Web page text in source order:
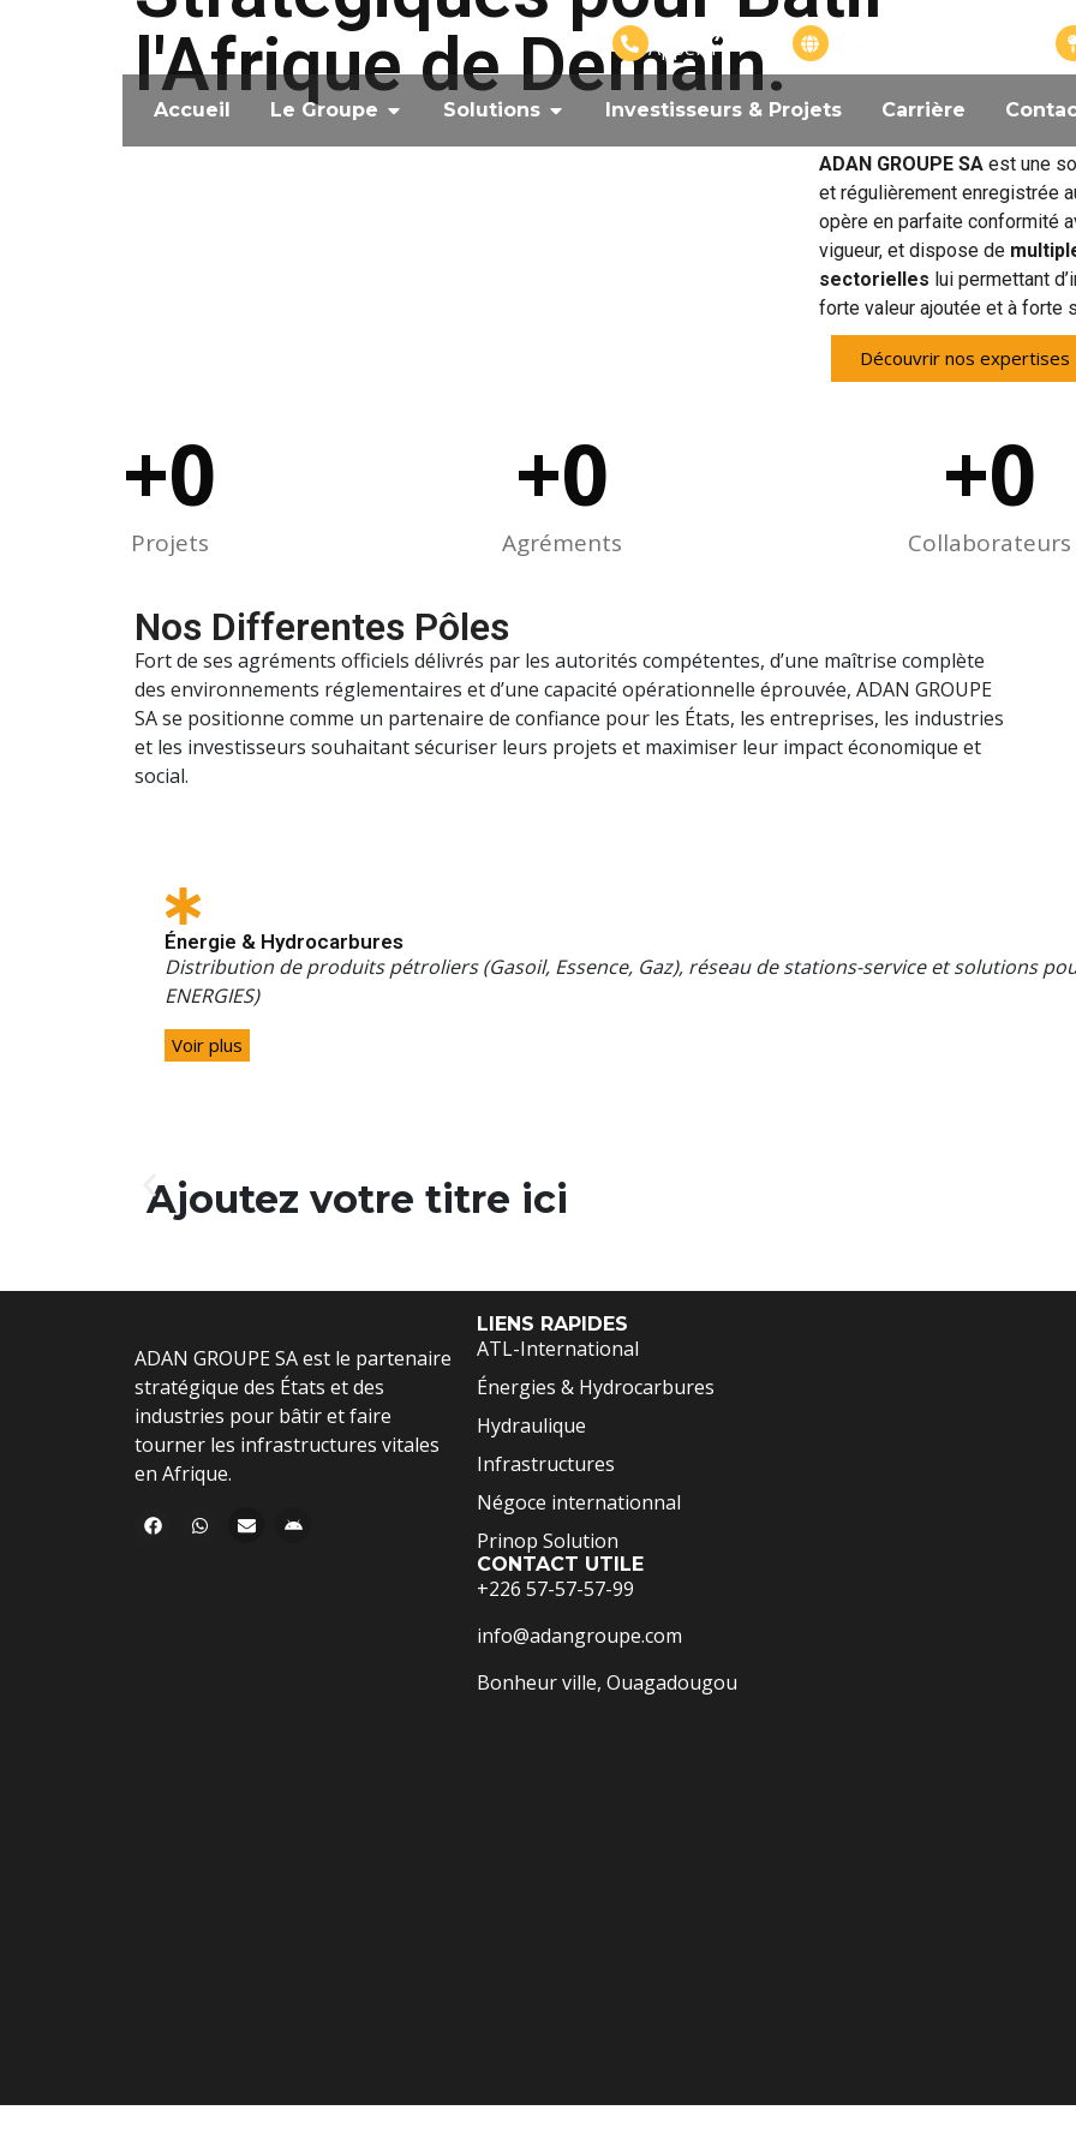
+226 57575799
Appeler
info@adangroupe.com
E-mail
Accueil Le Groupe Solutions Investisseurs & Projets Carrière
l'Afrique de Demain.
ADAN GROUPE SA est une
et régulièrement enregistrée
opère en parfaite conformité
vigueur, et dispose de
sectorielles lui permettant
forte valeur ajoutée et à forte
Découvrir nos expertises
Projets
+0
Agréments
+0
Collaborateurs
+0
Nos Differentes Pôles
Fort de ses agréments officiels délivrés par les autorités compétentes, d’une maîtrise complète
des environnements réglementaires et d’une capacité opérationnelle éprouvée, ADAN GROUPE
SA se positionne comme un partenaire de confiance pour les États, les entreprises, les industries
et les investisseurs souhaitant sécuriser leurs projets et maximiser leur impact économique et
social.
Énergie & Hydrocarbures
Distribution de produits pétroliers (Gasoil, Essence, Gaz), réseau de stations-service et solutions
ENERGIES)
Voir plus
Ajoutez votre titre ici
ADAN GROUPE SA est le partenaire
stratégique des États et des
industries pour bâtir et faire
tourner les infrastructures vitales
en Afrique.
LIENS RAPIDES
ATL-International
Énergies & Hydrocarbures
Hydraulique
Infrastructures
Négoce internationnal
Prinop Solution
CONTACT UTILE
+226 57-57-57-99
info@adangroupe.com
Bonheur ville, Ouagadougou